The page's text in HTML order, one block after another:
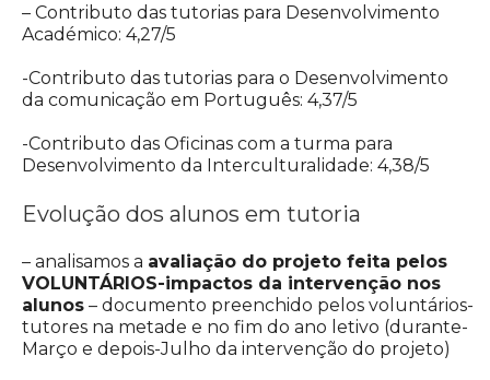
– Contributo das tutorias para Desenvolvimento
Académico: 4,27/5
-Contributo das tutorias para o Desenvolvimento
da comunicação em Português: 4,37/5
-Contributo das Oficinas com a turma para
Desenvolvimento da Interculturalidade: 4,38/5
Evolução dos alunos em tutoria
– analisamos a avaliação do projeto feita pelos
VOLUNTÁRIOS-impactos da intervenção nos
alunos – documento preenchido pelos voluntários-
tutores na metade e no fim do ano letivo (durante-
Março e depois-Julho da intervenção do projeto)